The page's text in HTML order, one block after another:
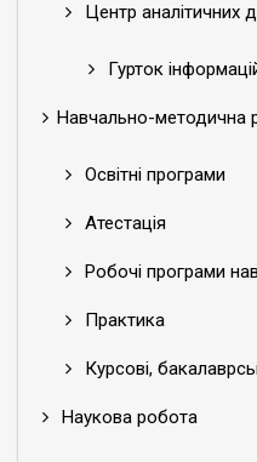
Центр аналітичних
Гурток
Навчально-методична
Освітні програми
Атестація
Робочі програми
Практика
Курсові,
Наукова робота